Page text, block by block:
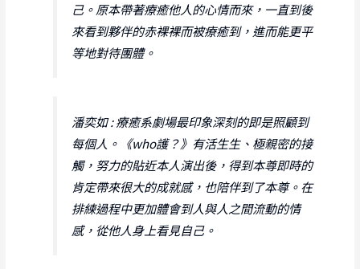
己。原本帶著療癒他人的心情而來，一直到後
來看到夥伴的赤裸裸而被療癒到，進而能更平
等地對待團體。
潘奕如 : 療癒系劇場最印象深刻的即是照顧到
每個人。《who護？》有活生生、極親密的接
觸，努力的貼近本人演出後，得到本尊即時的
肯定帶來很大的成就感，也陪伴到了本尊。在
排練過程中更加體會到人與人之間流動的情
感，從他人身上看見自己。